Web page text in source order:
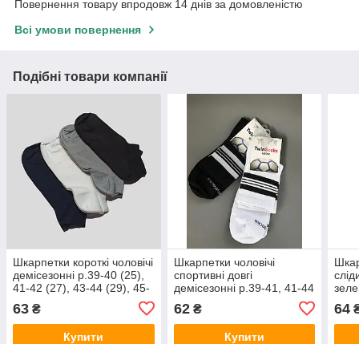
Повернення товару впродовж 14 днів за домовленістю
Всі умови повернення
Подібні товари компанії
Шкарпетки короткі чоловічі
демісезонні р.39-40 (25),
41-42 (27), 43-44 (29), 45-
чорні Twinsocks
63 ₴
Купити
Шкарпетки чоловічі
спортивні довгі
демісезонні р.39-41, 41-44
62₴
Купити
64